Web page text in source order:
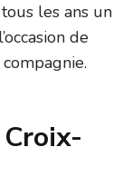
les ans un
de
Croix-